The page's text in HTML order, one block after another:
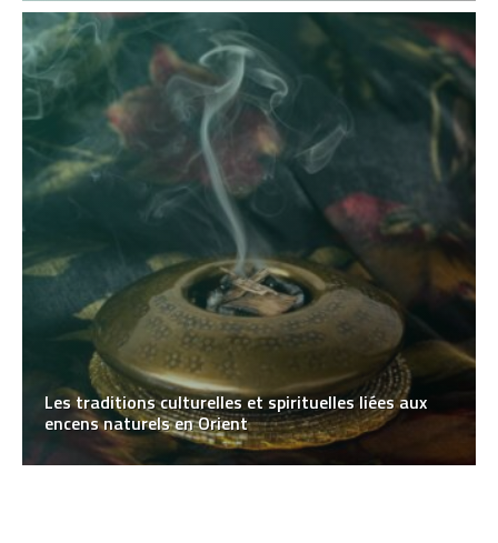
Les traditions culturelles et spirituelles liées aux
encens naturels en Orient